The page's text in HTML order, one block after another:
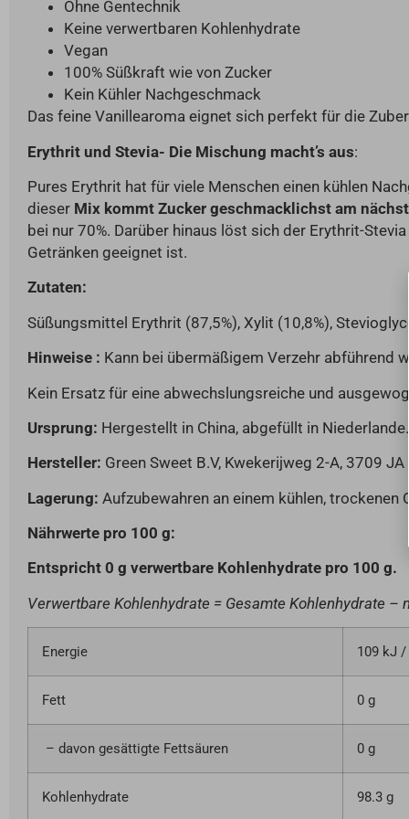
Ohne Gentechnik
Keine verwertbaren Kohlenhydrate
Vegan
100% Süßkraft wie von Zucker
Kein Kühler Nachgeschmack
Das feine Vanillearoma eignet sich perfekt für die
Erythrit und Stevia- Die Mischung macht’s aus:
Pures Erythrit hat für viele Menschen einen kühlen
dieser Mix kommt Zucker geschmacklichst am
bei nur 70%. Darüber hinaus löst sich der Erythrit-
Getränken geeignet ist.
Zutaten:
Süßungsmittel Erythrit (87,5%), Xylit (10,8%),
Hinweise : Kann bei übermäßigem Verzehr abführend
Kein Ersatz für eine abwechslungsreiche und
Ursprung: Hergestellt in China, abgefüllt in Niederlande.
Hersteller: Green Sweet B.V, Kwekerijweg 2-A, 3709 JA
Lagerung: Aufzubewahren an einem kühlen, trockenen
Nährwerte pro 100 g:
Entspricht 0 g verwertbare Kohlenhydrate pro 100 g.
Verwertbare Kohlenhydrate = Gesamte Kohlenhydrate –
Energie 109 kJ /
Fett 0 g
– davon gesättigte Fettsäuren 0 g
Kohlenhydrate 98.3 g